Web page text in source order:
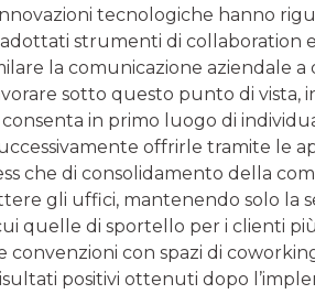
tecnologiche hanno
strumenti di collaboration
la comunicazione aziendale
sotto questo punto di vista,
in primo luogo di
offrirle tramite le
che di consolidamento della
gli uffici, mantenendo solo la
quelle di sportello per i clienti più
convenzioni con spazi di
positivi ottenuti dopo